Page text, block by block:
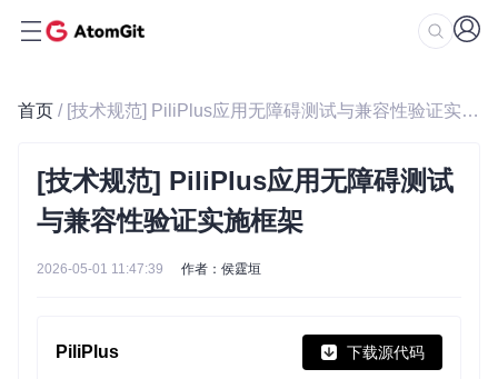
首页 / [技术规范] PiliPlus应用无障碍测试与兼容性验证实施框架
[技术规范] PiliPlus应用无障碍测试
与兼容性验证实施框架
2026-05-01 11:47:39 作者：侯霆垣
PiliPlus 下载源代码